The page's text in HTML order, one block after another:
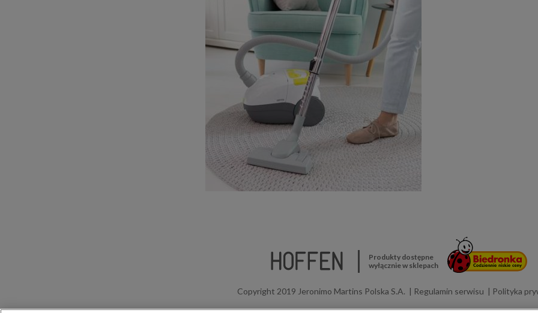
Produkty dostępne
wyłącznie w sklepach
Copyright 2019 Jeronimo Martins Polska S.A. Regulamin serwisu Polityka